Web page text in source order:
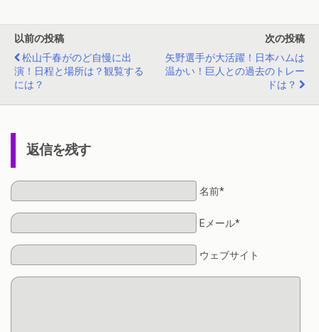
以前の投稿
松山千春がのど自慢に出
演！日程と場所は？観覧する
には？
次の投稿
矢野選手が大活躍！日本ハムは
温かい！巨人との過去のトレー
ドは？
返信を残す
名前*
Eメール*
ウェブサイト